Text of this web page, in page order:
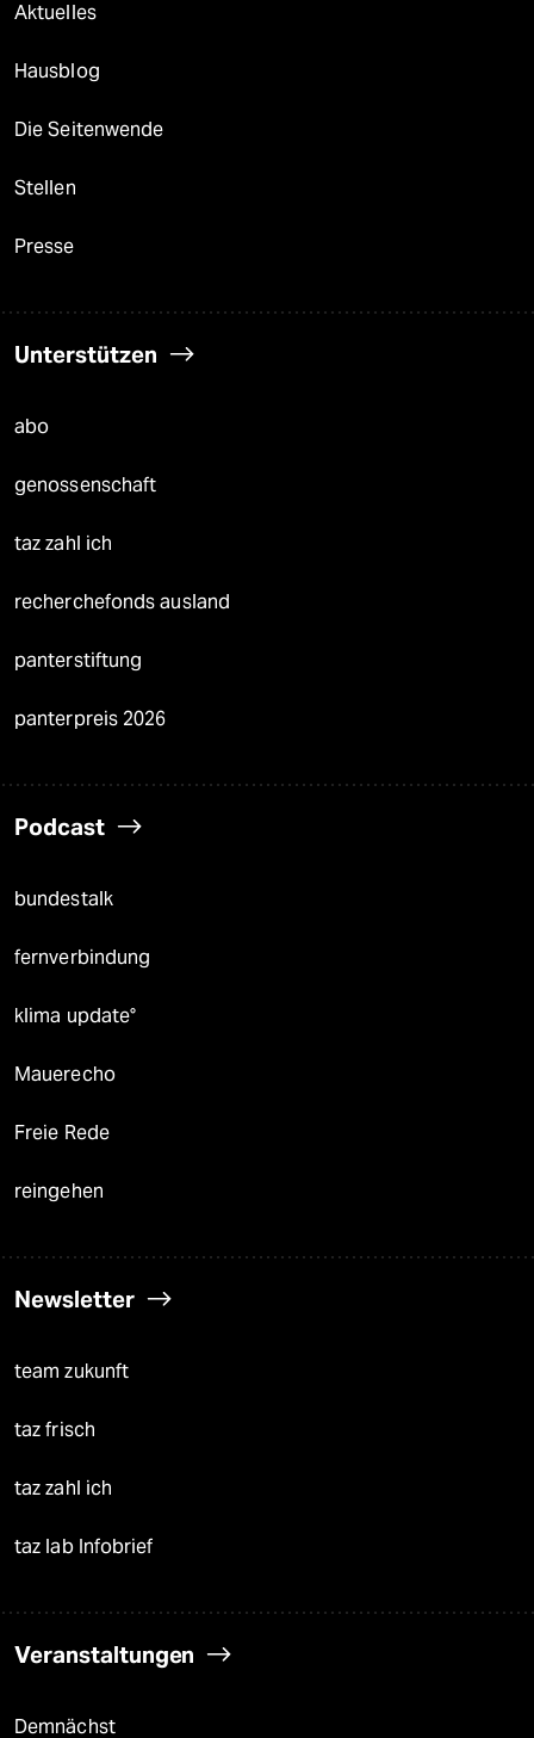
Aktuelles
Hausblog
Die Seitenwende
Stellen
Presse
Unterstützen
abo
genossenschaft
taz zahl ich
recherchefonds ausland
panterstiftung
panterpreis 2026
Podcast
bundestalk
fernverbindung
klima update°
Mauerecho
Freie Rede
reingehen
Newsletter
team zukunft
taz frisch
taz zahl ich
taz lab Infobrief
Veranstaltungen
Demnächst